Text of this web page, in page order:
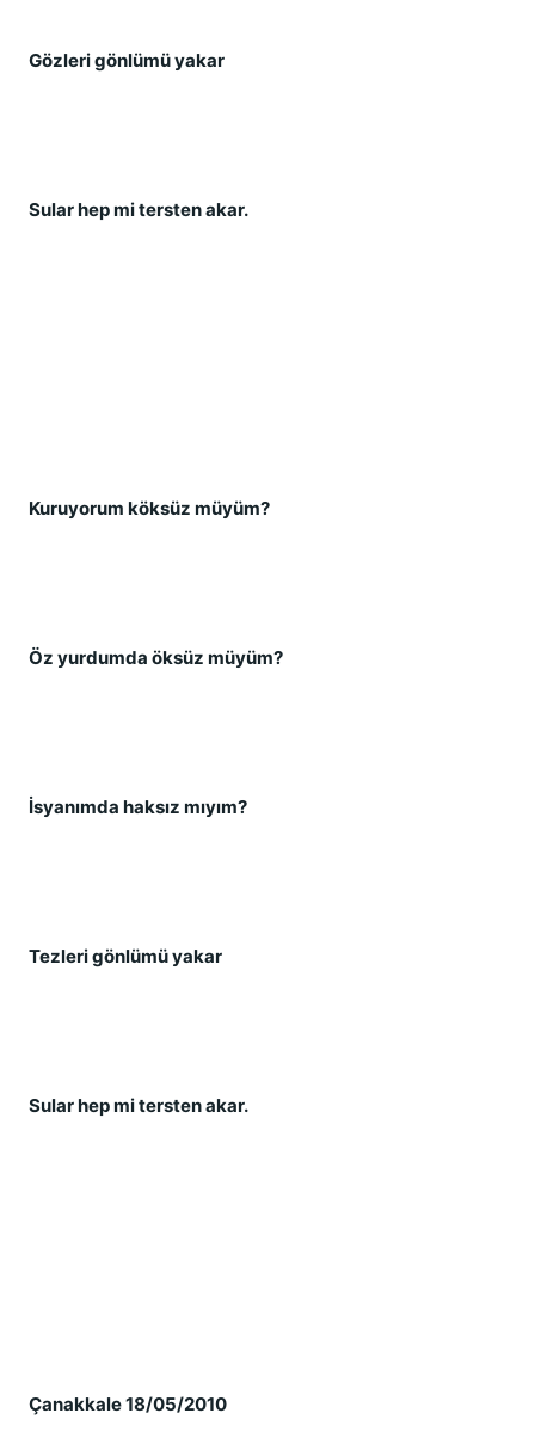
Gözleri gönlümü yakar
Sular hep mi tersten akar.
Kuruyorum köksüz müyüm?
Öz yurdumda öksüz müyüm?
İsyanımda haksız mıyım?
Tezleri gönlümü yakar
Sular hep mi tersten akar.
Çanakkale 18/05/2010